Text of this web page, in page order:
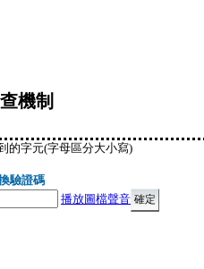
機制
的字元(字母區分大小寫)
驗證碼
播放圖檔聲音